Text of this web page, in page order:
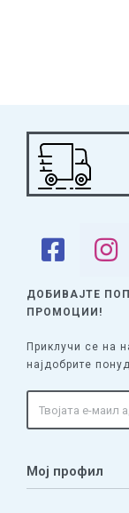
ДОБИВАЈТЕ
ПРОМОЦИИ!
Приклучи се на
најдобрите
Мој профил